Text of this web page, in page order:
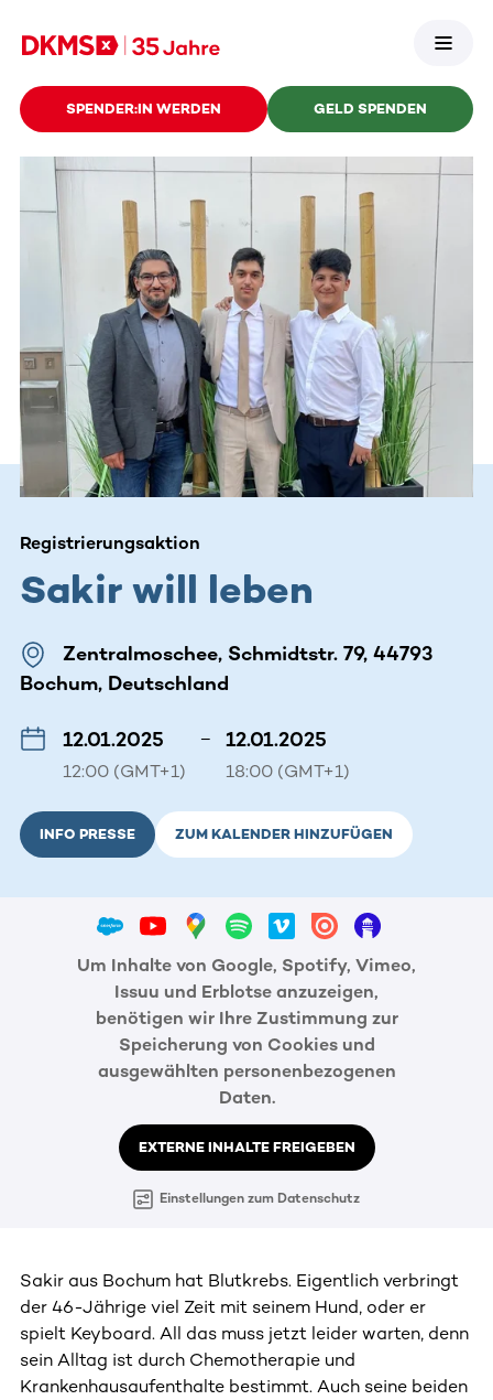
SPENDER:IN WERDEN GELD SPENDEN
Registrierungsaktion
Sakir will leben
Zentralmoschee, Schmidtstr. 79, 44793
Bochum, Deutschland
12.01.2025
12:00 (GMT+1)
– 12.01.2025
18:00 (GMT+1)
INFO PRESSE ZUM KALENDER HINZUFÜGEN
Um Inhalte von Google, Spotify, Vimeo,
Issuu und Erblotse anzuzeigen,
benötigen wir Ihre Zustimmung zur
Speicherung von Cookies und
ausgewählten personenbezogenen
Daten.
EXTERNE INHALTE FREIGEBEN
Einstellungen zum Datenschutz
Sakir aus Bochum hat Blutkrebs. Eigentlich verbringt
der 46-Jährige viel Zeit mit seinem Hund, oder er
spielt Keyboard. All das muss jetzt leider warten, denn
sein Alltag ist durch Chemotherapie und
Krankenhausaufenthalte bestimmt. Auch seine beiden